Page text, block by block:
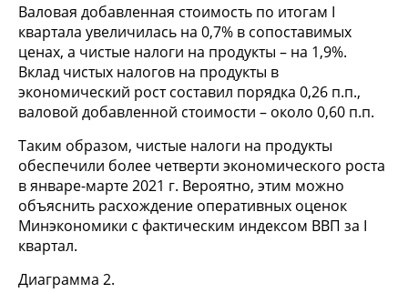
Валовая добавленная стоимость по итогам I
квартала увеличилась на 0,7% в сопоставимых
ценах, а чистые налоги на продукты – на 1,9%.
Вклад чистых налогов на продукты в
экономический рост составил порядка 0,26 п.п.,
валовой добавленной стоимости – около 0,60 п.п.
Таким образом, чистые налоги на продукты
обеспечили более четверти экономического роста
в январе-марте 2021 г. Вероятно, этим можно
объяснить расхождение оперативных оценок
Минэкономики с фактическим индексом ВВП за I
квартал.
Диаграмма 2.